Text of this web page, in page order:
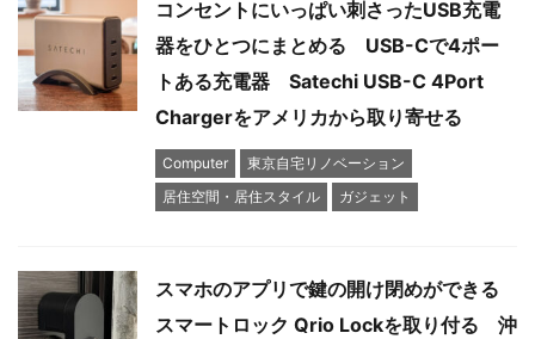
コンセントにいっぱい刺さったUSB充電
器をひとつにまとめる USB-Cで4ポー
トある充電器 Satechi USB-C 4Port
Chargerをアメリカから取り寄せる
Computer
東京自宅リノベーション
居住空間・居住スタイル
ガジェット
スマホのアプリで鍵の開け閉めができる
スマートロック Qrio Lockを取り付る 沖